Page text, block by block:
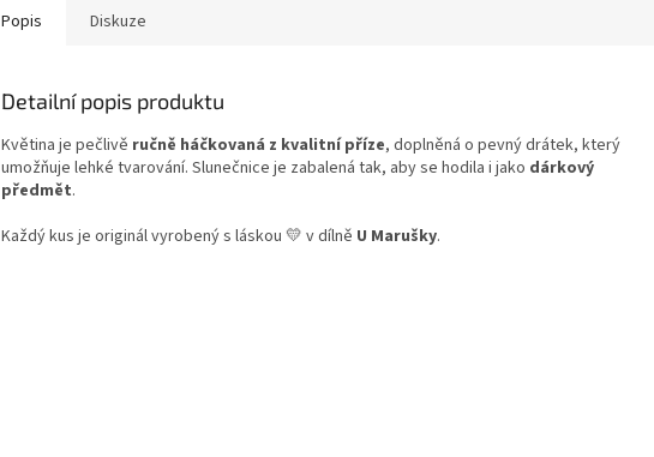
Popis Diskuze
Detailní popis produktu
Květina je pečlivě ručně háčkovaná z kvalitní příze, doplněná o pevný drátek, který
umožňuje lehké tvarování. Slunečnice je zabalená tak, aby se hodila i jako dárkový
předmět.
Každý kus je originál vyrobený s láskou 💛 v dílně U Marušky.